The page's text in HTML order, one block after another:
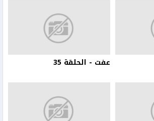
عفت - الحلقة 35